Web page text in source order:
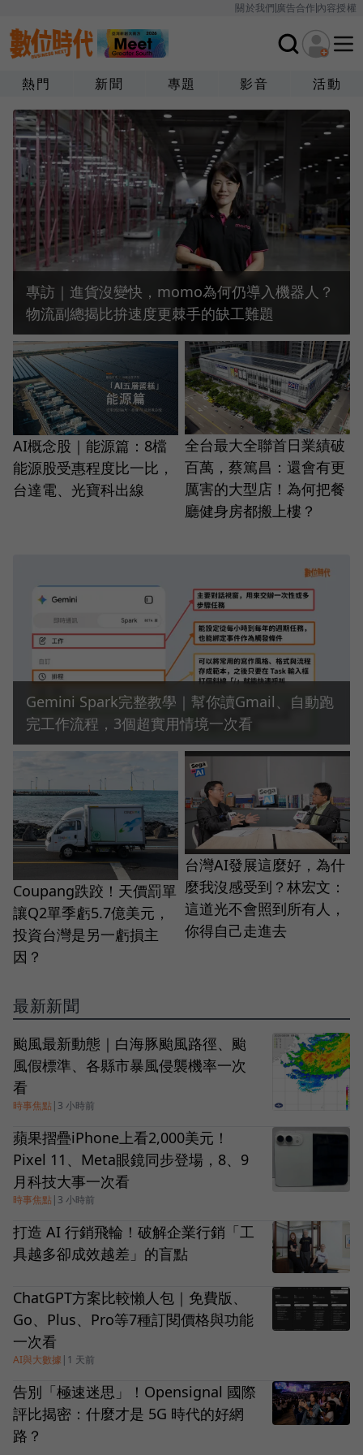
關於我們廣告合作內容授權
熱門 新聞 專題 影音 活動
專訪｜進貨沒變快，momo為何仍導入機器人？
物流副總揭比拚速度更棘手的缺工難題
AI概念股｜能源篇：8檔
能源股受惠程度比一比，
台達電、光寶科出線
全台最大全聯首日業績破
百萬，蔡篤昌：還會有更
厲害的大型店！為何把餐
廳健身房都搬上樓？
Gemini Spark完整教學｜幫你讀Gmail、自動跑
完工作流程，3個超實用情境一次看
Coupang跌跤！天價罰單
讓Q2單季虧5.7億美元，
投資台灣是另一虧損主
因？
台灣AI發展這麼好，為什
麼我沒感受到？林宏文：
這道光不會照到所有人，
你得自己走進去
最新新聞
颱風最新動態｜白海豚颱風路徑、颱
風假標準、各縣市暴風侵襲機率一次
看
時事焦點 | 3 小時前
蘋果摺疊iPhone上看2,000美元！
Pixel 11、Meta眼鏡同步登場，8、9
月科技大事一次看
時事焦點 | 3 小時前
打造 AI 行銷飛輪！破解企業行銷「工
具越多卻成效越差」的盲點
ChatGPT方案比較懶人包｜免費版、
Go、Plus、Pro等7種訂閱價格與功能
一次看
AI與大數據 | 1 天前
告別「極速迷思」！Opensignal 國際
評比揭密：什麼才是 5G 時代的好網
路？